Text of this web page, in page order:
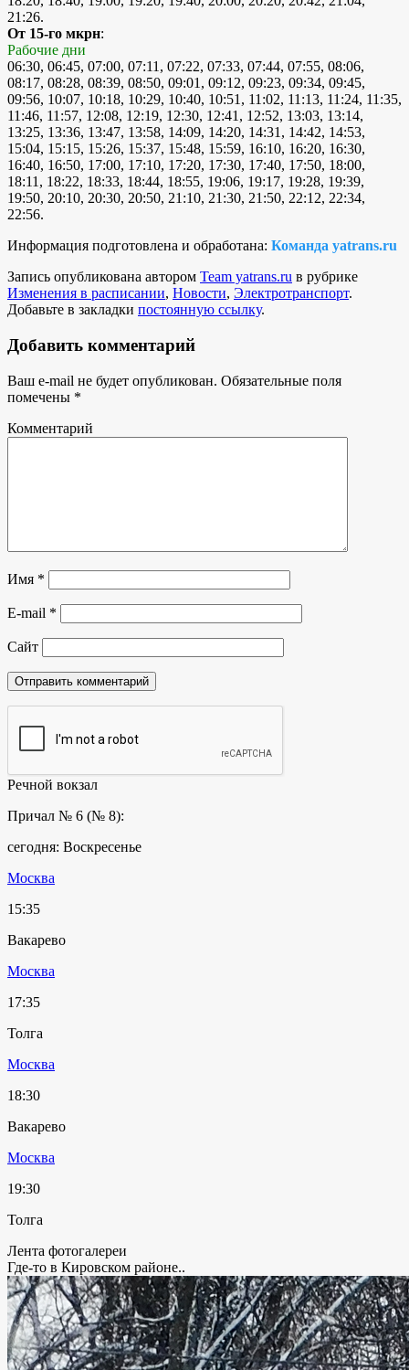
21:26.
От 15-го мкрн:
Рабочие дни
06:30, 06:45, 07:00, 07:11, 07:22, 07:33, 07:44, 07:55, 08:06,
08:17, 08:28, 08:39, 08:50, 09:01, 09:12, 09:23, 09:34, 09:45,
09:56, 10:07, 10:18, 10:29, 10:40, 10:51, 11:02, 11:13, 11:24, 11:35,
11:46, 11:57, 12:08, 12:19, 12:30, 12:41, 12:52, 13:03, 13:14,
13:25, 13:36, 13:47, 13:58, 14:09, 14:20, 14:31, 14:42, 14:53,
15:04, 15:15, 15:26, 15:37, 15:48, 15:59, 16:10, 16:20, 16:30,
16:40, 16:50, 17:00, 17:10, 17:20, 17:30, 17:40, 17:50, 18:00,
18:11, 18:22, 18:33, 18:44, 18:55, 19:06, 19:17, 19:28, 19:39,
19:50, 20:10, 20:30, 20:50, 21:10, 21:30, 21:50, 22:12, 22:34,
22:56.
Информация подготовлена и обработана: Команда yatrans.ru
Запись опубликована автором Team yatrans.ru в рубрике
Изменения в расписании, Новости, Электротранспорт.
Добавьте в закладки постоянную ссылку.
Добавить комментарий
Ваш e-mail не будет опубликован. Обязательные поля
помечены *
Комментарий
Имя *
E-mail *
Сайт
Речной вокзал
Причал № 6 (№ 8):
сегодня: Воскресенье
Москва
15:35
Вакарево
Москва
17:35
Толга
Москва
18:30
Вакарево
Москва
19:30
Толга
Лента фотогалереи
Где-то в Кировском районе..